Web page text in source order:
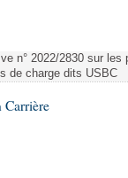
n° 2022/2830 sur
de charge dits USBC
Carrière